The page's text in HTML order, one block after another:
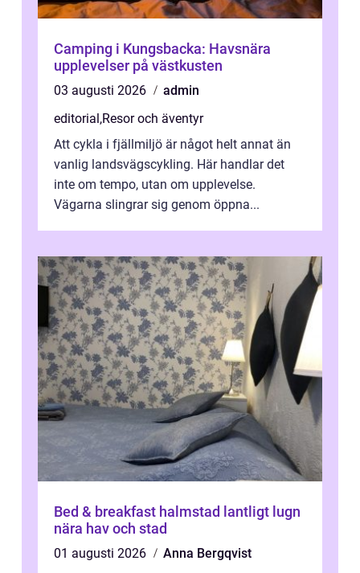
Camping i Kungsbacka: Havsnära
upplevelser på västkusten
03 augusti 2026
admin
editorial,Resor och äventyr
Att cykla i fjällmiljö är något helt annat än
vanlig landsvägscykling. Här handlar det
inte om tempo, utan om upplevelse.
Vägarna slingrar sig genom öppna...
Bed & breakfast halmstad lantligt lugn
nära hav och stad
01 augusti 2026
Anna Bergqvist